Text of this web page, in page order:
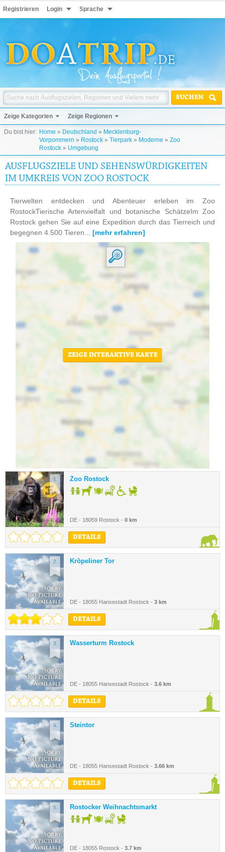
Registrieren Login Sprache
SUCHEN
Zeige Kategorien Zeige Regionen
Du bist hier: Home » Deutschland » Mecklenburg-
Vorpommern » Rostock » Tierpark » Moderne » Zoo
Rostock » Umgebung
AUSFLUGSZIELE UND SEHENSWÜRDIGKEITEN
IM UMKREIS VON ZOO ROSTOCK
Tierwelten entdecken und Abenteuer erleben im Zoo
RostockTierische Artenvielfalt und botanische SchätzeIm Zoo
Rostock gehen Sie auf eine Expedition durch das Tierreich und
begegnen 4.500 Tieren... [mehr erfahren]
ZEIGE INTERAKTIVE KARTE
1. Zoo Rostock
DE - 18059 Rostock - 0 km
DETAILS
2. Kröpeliner Tor
DE - 18055 Hansestadt Rostock - 3 km
DETAILS
3. Wasserturm Rostock
DE - 18055 Hansestadt Rostock - 3.6 km
DETAILS
4. Steintor
DE - 18055 Hansestadt Rostock - 3.66 km
DETAILS
5. Rostocker Weihnachtsmarkt
DE - 18055 Rostock - 3.7 km